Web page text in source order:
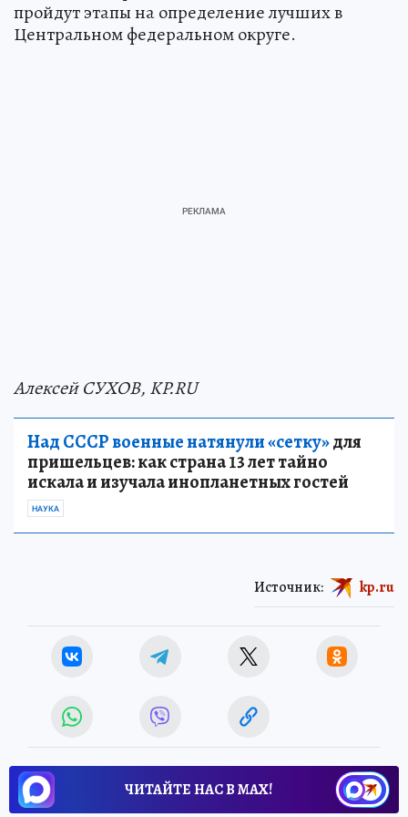
пройдут этапы на определение лучших в
Центральном федеральном округе.
Алексей СУХОВ, KP.RU
Над СССР военные натянули «сетку»для
пришельцев: как страна 13 лет тайно
искала и изучала инопланетных гостей
НАУКА
Источник: kp.ru
ЧИТАЙТЕ НАС В МАХ!